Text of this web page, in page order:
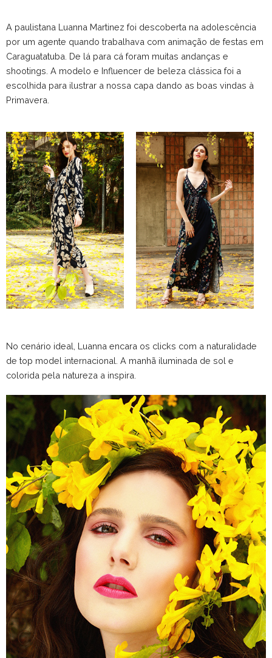
A paulistana Luanna Martinez foi descoberta na adolescência
por um agente quando trabalhava com animação de festas em
Caraguatatuba. De lá para cá foram muitas andanças e
shootings. A modelo e Influencer de beleza clássica foi a
escolhida para ilustrar a nossa capa dando as boas vindas à
Primavera.
No cenário ideal, Luanna encara os clicks com a naturalidade
de top model internacional. A manhã iluminada de sol e
colorida pela natureza a inspira.